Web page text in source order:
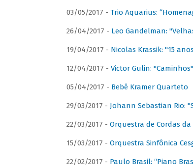
03/05/2017 - Trio Aquarius:
26/04/2017 - Leo Gandelman:
19/04/2017 - Nicolas Krassik: "15
12/04/2017 - Victor Gulin: "Caminhos"
05/04/2017 - Bebê Kramer Quarteto
29/03/2017 - Johann Sebastian Rio:
22/03/2017 - Orquestra de Cordas
15/03/2017 - Orquestra Sinfônica
22/02/2017 - Paulo Brasil: “Piano